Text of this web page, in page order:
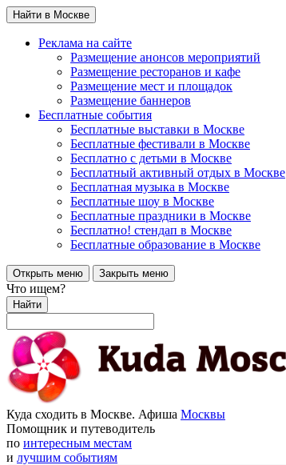
Найти в Москве
Реклама на сайте
Размещение анонсов мероприятий
Размещение ресторанов и кафе
Размещение мест и площадок
Размещение баннеров
Бесплатные события
Бесплатные выставки в Москве
Бесплатные фестивали в Москве
Бесплатно с детьми в Москве
Бесплатный активный отдых в Москве
Бесплатная музыка в Москве
Бесплатные шоу в Москве
Бесплатные праздники в Москве
Бесплатно! стендап в Москве
Бесплатные образование в Москве
Открыть меню Закрыть меню
Что ищем?
Найти
Куда сходить в Москве. Афиша Москвы
Помощник и путеводитель
по интересным местам
и лучшим событиям